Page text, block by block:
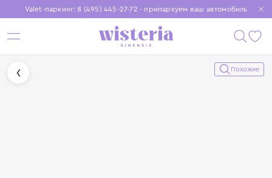
Valet-паркинг: 8 (495) 445-27-72 - припаркуем ваш автомобиль
Бесплатная доставка при заказе от 15 000 ₽
Установите приложение, чтобы покупки были еще удобнее
Похожие